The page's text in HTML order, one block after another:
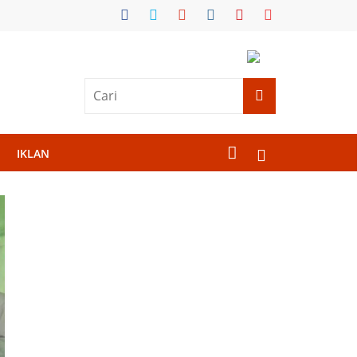
IKLAN